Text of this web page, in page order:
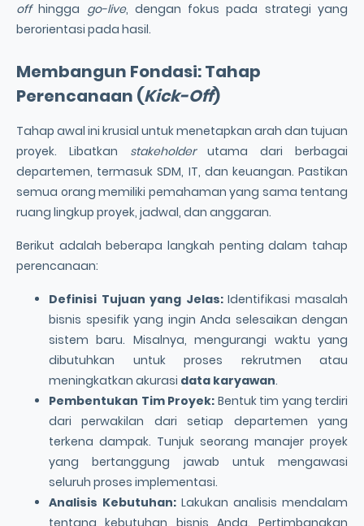
offhingga go-live, dengan fokus pada strategi yang
berorientasi pada hasil.
Membangun Fondasi: Tahap
Perencanaan (Kick-Off)
Tahap awal ini krusial untuk menetapkan arah dan tujuan
proyek. Libatkan stakeholderutama dari berbagai
departemen, termasuk SDM, IT, dan keuangan. Pastikan
semua orang memiliki pemahaman yang sama tentang
ruang lingkup proyek, jadwal, dan anggaran.
Berikut adalah beberapa langkah penting dalam tahap
perencanaan:
Definisi Tujuan yang Jelas:Identifikasi masalah
bisnis spesifik yang ingin Anda selesaikan dengan
sistem baru. Misalnya, mengurangi waktu yang
dibutuhkan untuk proses rekrutmen atau
meningkatkan akurasi data karyawan.
Pembentukan Tim Proyek: Bentuk tim yang terdiri
dari perwakilan dari setiap departemen yang
terkena dampak. Tunjuk seorang manajer proyek
yang bertanggung jawab untuk mengawasi
seluruh proses implementasi.
Analisis Kebutuhan: Lakukan analisis mendalam
tentang kebutuhan bisnis Anda. Pertimbangkan